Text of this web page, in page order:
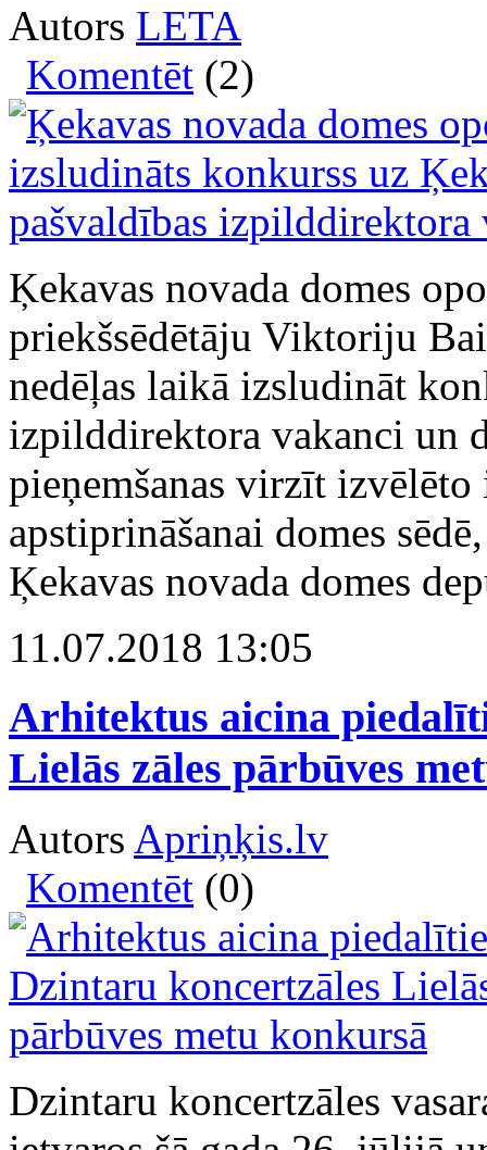
Autors LETA
Komentēt (2)
Ķekavas novada domes
priekšsēdētāju Viktoriju
nedēļas laikā izsludināt
izpilddirektora vakanci un
pieņemšanas virzīt
apstiprināšanai domes
Ķekavas novada domes
11.07.2018 13:05
Arhitektus aicina
Lielās zāles pārbūves
Autors Apriņķis.lv
Komentēt (0)
Dzintaru koncertzāles